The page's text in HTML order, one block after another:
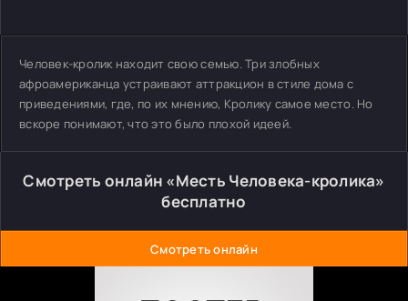
Человек-кролик находит свою семью. Три злобных
афроамериканца устраивают аттракцион в стиле дома с
приведениями, где, по их мнению, Кролику самое место. Но
вскоре понимают, что это было плохой идеей.
Смотреть онлайн «Месть Человека-кролика»
бесплатно
Смотреть онлайн